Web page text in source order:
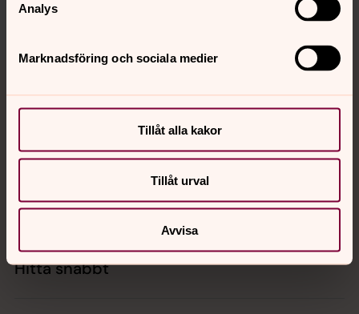
Analys
Marknadsföring och sociala medier
Tillåt alla kakor
Tillåt urval
Avvisa
Dela
Tillbaka till toppen
Tillbaka till innehållet
Kontakt
Kalender
Hitta snabbt